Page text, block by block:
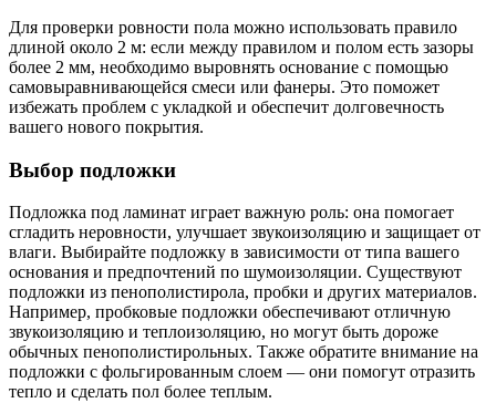
Для проверки ровности пола можно использовать правило
длиной около 2 м: если между правилом и полом есть зазоры
более 2 мм, необходимо выровнять основание с помощью
самовыравнивающейся смеси или фанеры. Это поможет
избежать проблем с укладкой и обеспечит долговечность
вашего нового покрытия.
Выбор подложки
Подложка под ламинат играет важную роль: она помогает
сгладить неровности, улучшает звукоизоляцию и защищает от
влаги. Выбирайте подложку в зависимости от типа вашего
основания и предпочтений по шумоизоляции. Существуют
подложки из пенополистирола, пробки и других материалов.
Например, пробковые подложки обеспечивают отличную
звукоизоляцию и теплоизоляцию, но могут быть дороже
обычных пенополистирольных. Также обратите внимание на
подложки с фольгированным слоем — они помогут отразить
тепло и сделать пол более теплым.